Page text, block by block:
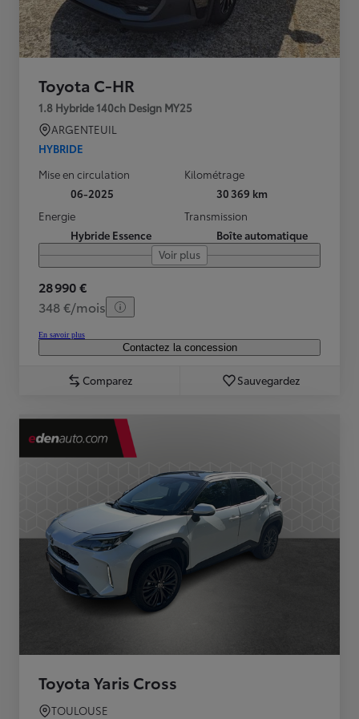
Toyota C-HR
1.8 Hybride 140ch Design MY25
ARGENTEUIL
HYBRIDE
Mise en circulation
06-2025
Kilométrage
30 369 km
Energie
Hybride Essence
Transmission
Boîte automatique
Voir plus
28 990 €
348 €/mois
En savoir plus
Contactez la concession
Comparez Sauvegardez
Toyota Yaris Cross
TOULOUSE